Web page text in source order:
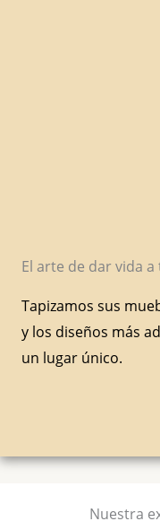
El arte de dar vida
Tapizamos sus
y los diseños más
un lugar único.
Nuestra